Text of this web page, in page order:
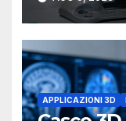
APPLICAZIONI 3D